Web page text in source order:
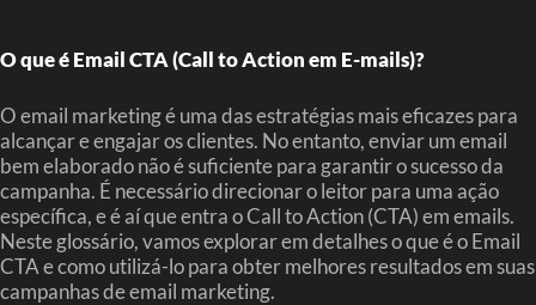
O que é Email CTA (Call to Action em E-mails)?
O email marketing é uma das estratégias mais eficazes para
alcançar e engajar os clientes. No entanto, enviar um email
bem elaborado não é suficiente para garantir o sucesso da
campanha. É necessário direcionar o leitor para uma ação
específica, e é aí que entra o Call to Action (CTA) em emails.
Neste glossário, vamos explorar em detalhes o que é o Email
CTA e como utilizá-lo para obter melhores resultados em suas
campanhas de email marketing.